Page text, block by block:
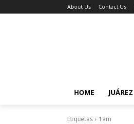
About Us Contact Us
HOME JUÁREZ
Etiquetas 1am